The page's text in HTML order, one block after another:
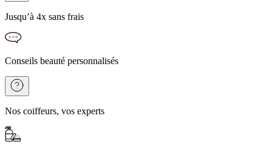
Jusqu’à 4x sans frais
Conseils beauté personnalisés
Nos coiffeurs, vos experts